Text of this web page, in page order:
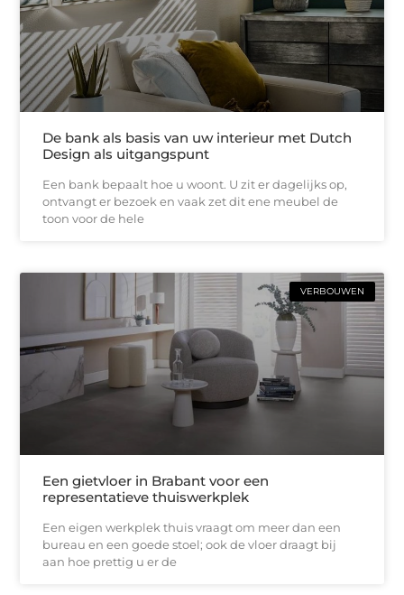
De bank als basis van uw interieur met Dutch
Design als uitgangspunt
Een bank bepaalt hoe u woont. U zit er dagelijks op,
ontvangt er bezoek en vaak zet dit ene meubel de
toon voor de hele
VERBOUWEN
Een gietvloer in Brabant voor een
representatieve thuiswerkplek
Een eigen werkplek thuis vraagt om meer dan een
bureau en een goede stoel; ook de vloer draagt bij
aan hoe prettig u er de